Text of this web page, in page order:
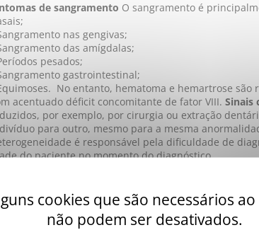
de sangramento O sangramento é
nas gengivas;
das amígdalas;
pesados;
gastrointestinal;
No entanto, hematoma e hemartrose são
acentuado déficit concomitante de fator VIII. Sinais
por exemplo, por cirurgia ou extração
para outro, mesmo para a mesma
é responsável pela dificuldade de
do paciente no momento do diagnóstico.
cookies que são necessários
não podem ser desativados.